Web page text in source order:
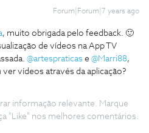
Forum|Forum|7 years ago
, muito obrigada pelo feedback. 🙂
de vídeos na App TV
@artespraticas e @Marri88,
vídeos através da aplicação?
informação relevante. Marque
"Like" nos melhores comentários.